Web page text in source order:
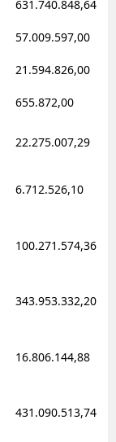
631.740.848,64
57.009.597,00
21.594.826,00
655.872,00
22.275.007,29
6.712.526,10
100.271.574,36
343.953.332,20
16.806.144,88
431.090.513,74